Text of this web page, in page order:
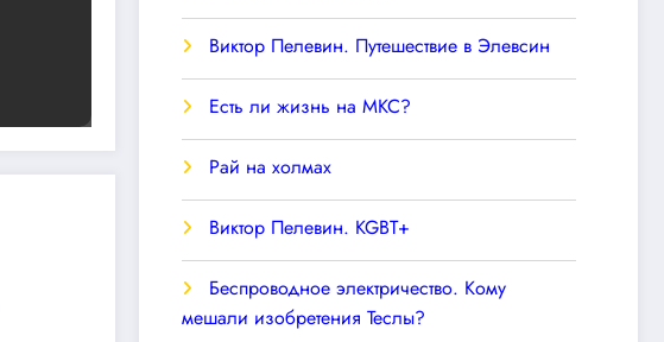
Виктор Пелевин. Путешествие в Элевсин
Есть ли жизнь на МКС?
Рай на холмах
Виктор Пелевин. KGBT+
Беспроводное электричество. Кому
мешали изобретения Теслы?